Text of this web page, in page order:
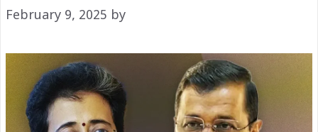
February 9, 2025 by